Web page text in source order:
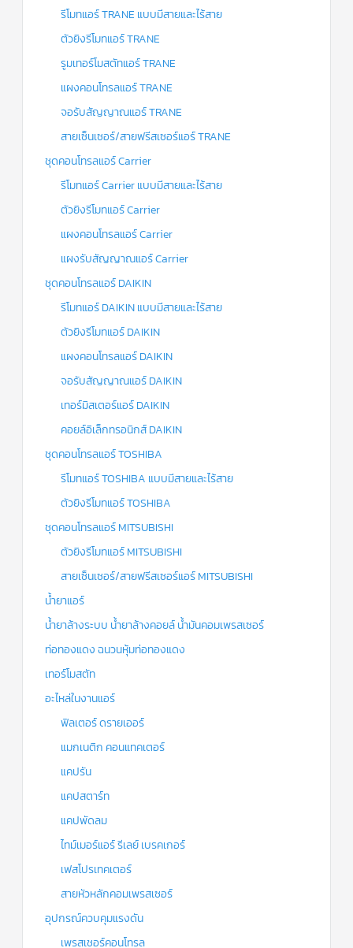
รีโมทแอร์ TRANE แบบมีสายและไร้สาย
ตัวยิงรีโมทแอร์ TRANE
รูมเทอร์โมสตัทแอร์ TRANE
แผงคอนโทรลแอร์ TRANE
จอรับสัญญาณแอร์ TRANE
สายเซ็นเซอร์/สายฟรีสเซอร์แอร์ TRANE
ชุดคอนโทรลแอร์ Carrier
รีโมทแอร์ Carrier แบบมีสายและไร้สาย
ตัวยิงรีโมทแอร์ Carrier
แผงคอนโทรลแอร์ Carrier
แผงรับสัญญาณแอร์ Carrier
ชุดคอนโทรลแอร์ DAIKIN
รีโมทแอร์ DAIKIN แบบมีสายและไร้สาย
ตัวยิงรีโมทแอร์ DAIKIN
แผงคอนโทรลแอร์ DAIKIN
จอรับสัญญาณแอร์ DAIKIN
เทอร์มิสเตอร์แอร์ DAIKIN
คอยล์อิเล็กทรอนิกส์ DAIKIN
ชุดคอนโทรลแอร์ TOSHIBA
รีโมทแอร์ TOSHIBA แบบมีสายและไร้สาย
ตัวยิงรีโมทแอร์ TOSHIBA
ชุดคอนโทรลแอร์ MITSUBISHI
ตัวยิงรีโมทแอร์ MITSUBISHI
สายเซ็นเซอร์/สายฟรีสเซอร์แอร์ MITSUBISHI
น้ำยาแอร์
น้ำยาล้างระบบ น้ำยาล้างคอยล์ น้ำมันคอมเพรสเซอร์
ท่อทองแดง ฉนวนหุ้มท่อทองแดง
เทอร์โมสตัท
อะไหล่ในงานแอร์
ฟิลเตอร์ ดรายเออร์
แมกเนติก คอนแทคเตอร์
แคปรัน
แคปสตาร์ท
แคปพัดลม
ไทม์เมอร์แอร์ รีเลย์ เบรคเกอร์
เฟสโปรเทคเตอร์
สายหัวหลักคอมเพรสเซอร์
อุปกรณ์ควบคุมแรงดัน
เพรสเชอร์คอนโทรล